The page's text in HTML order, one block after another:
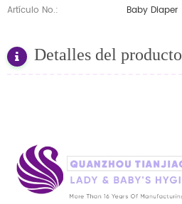
Artículo No.: Baby Diaper
Detalles del producto